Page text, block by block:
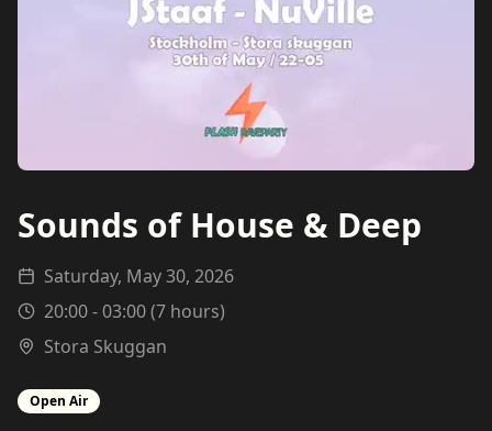
Sounds of House & Deep
Saturday, May 30, 2026
20:00-03:00(7 hours)
Stora Skuggan
Open Air